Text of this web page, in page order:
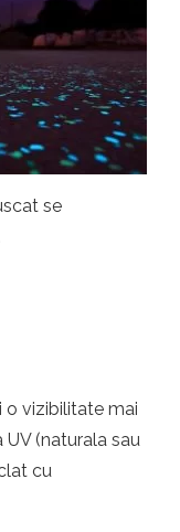
se
o vizibilitate mai
(naturala sau
cu